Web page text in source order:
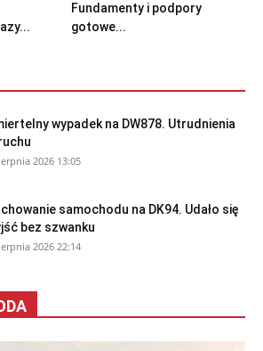
Fundamenty i podpory
gotowe...
wypadek na DW878. Utrudnienia
2026 13:05
samochodu na DK94. Udało się
bez szwanku
2026 22:14